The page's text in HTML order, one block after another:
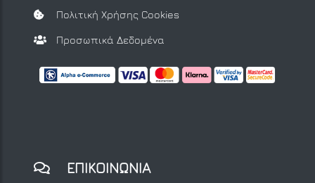
Πολιτική Χρήσης Cookies
Προσωπικά Δεδομένα
ΕΠΙΚΟΙΝΩΝΙΑ